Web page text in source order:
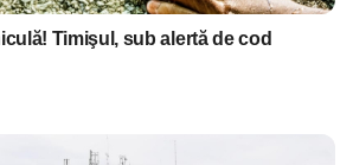
Timişul, sub alertă de cod